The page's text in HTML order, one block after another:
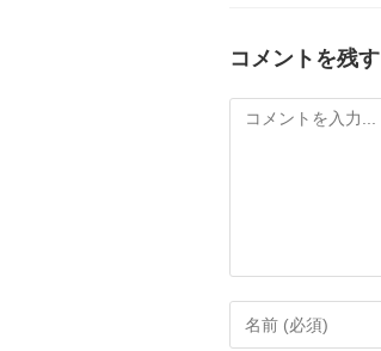
コメントを残す